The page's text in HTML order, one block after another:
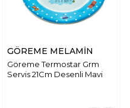
GÖREME MELAMİN
Göreme Termostar Grm
Servis 21Cm Desenli Mavi